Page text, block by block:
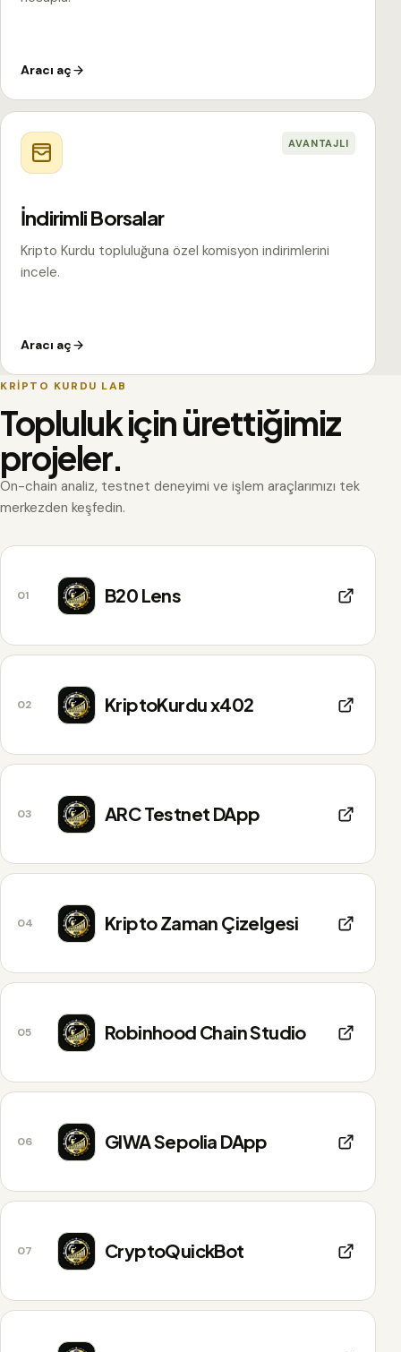
Aracı aç
AVANTAJLI
İndirimli Borsalar
Kripto Kurdu topluluğuna özel komisyon indirimlerini
incele.
Aracı aç
KRİPTO KURDU LAB
Topluluk için ürettiğimiz
projeler.
On-chain analiz, testnet deneyimi ve işlem araçlarımızı tek
merkezden keşfedin.
01 B20 Lens
02 KriptoKurdu x402
03 ARC Testnet DApp
04 Kripto Zaman Çizelgesi
05 Robinhood Chain Studio
06 GIWA Sepolia DApp
07 CryptoQuickBot